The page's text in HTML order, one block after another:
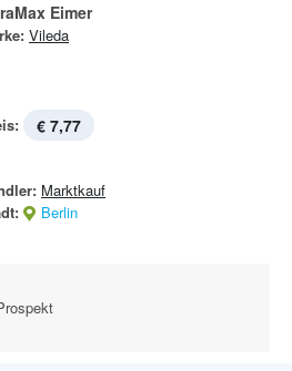
Eimer
Vileda
€ 7,77
Marktkauf
Berlin